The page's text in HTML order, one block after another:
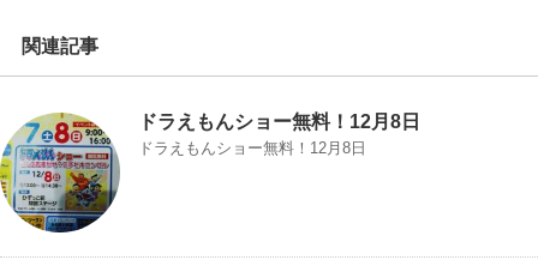
関連記事
ドラえもんショー無料！12月8日
ドラえもんショー無料！12月8日